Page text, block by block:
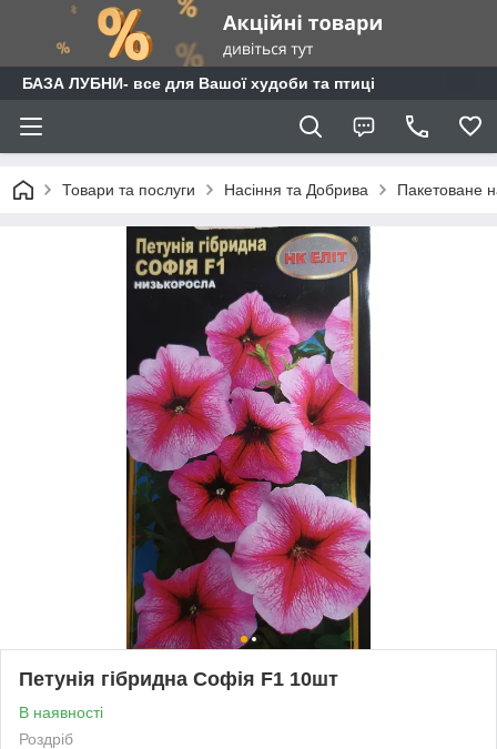
БАЗА ЛУБНИ- все для Вашої худоби та птиці
Товари та послуги Насіння та Добрива Пакетоване
Петунія гібридна Софія F1 10шт
В наявності
Роздріб